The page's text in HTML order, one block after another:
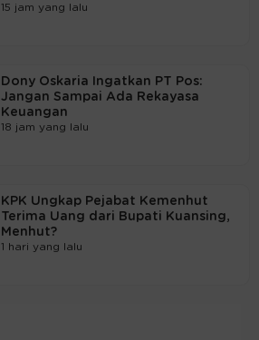
15 jam yang lalu
Dony Oskaria Ingatkan PT Pos:
Jangan Sampai Ada Rekayasa
Keuangan
18 jam yang lalu
KPK Ungkap Pejabat Kemenhut
Terima Uang dari Bupati Kuansing,
Menhut?
1 hari yang lalu